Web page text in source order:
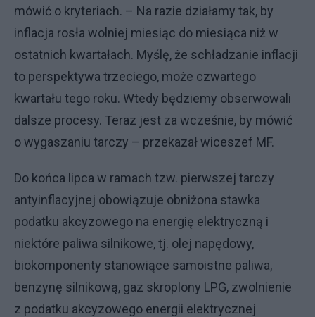
mówić o kryteriach. – Na razie działamy tak, by
inflacja rosła wolniej miesiąc do miesiąca niż w
ostatnich kwartałach. Myślę, że schładzanie inflacji
to perspektywa trzeciego, może czwartego
kwartału tego roku. Wtedy będziemy obserwowali
dalsze procesy. Teraz jest za wcześnie, by mówić
o wygaszaniu tarczy – przekazał wiceszef MF.
Do końca lipca w ramach tzw. pierwszej tarczy
antyinflacyjnej obowiązuje obniżona stawka
podatku akcyzowego na energię elektryczną i
niektóre paliwa silnikowe, tj. olej napędowy,
biokomponenty stanowiące samoistne paliwa,
benzynę silnikową, gaz skroplony LPG, zwolnienie
z podatku akcyzowego energii elektrycznej